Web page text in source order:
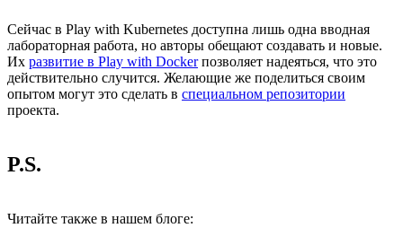
Сейчас в Play with Kubernetes доступна лишь одна вводная
лабораторная работа, но авторы обещают создавать и новые.
Их развитие в Play with Dockerпозволяет надеяться, что это
действительно случится. Желающие же поделиться своим
опытом могут это сделать в специальном репозитории
проекта.
P.S.
Читайте также в нашем блоге: